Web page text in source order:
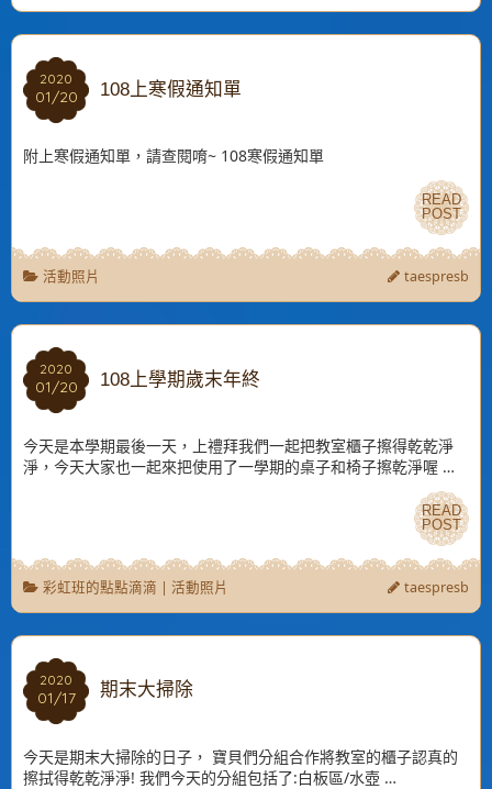
2020
01/20
2020
01/20 108上寒假通知單
附上寒假通知單，請查閱唷~ 108寒假通知單
READ
POST
READ
POST
活動照片 taespresb
2020
01/20
2020
01/20 108上學期歲末年終
今天是本學期最後一天，上禮拜我們一起把教室櫃子擦得乾乾淨
淨，今天大家也一起來把使用了一學期的桌子和椅子擦乾淨喔 …
READ
POST
READ
POST
彩虹班的點點滴滴 | 活動照片 taespresb
2020
01/17
2020
01/17 期末大掃除
今天是期末大掃除的日子， 寶貝們分組合作將教室的櫃子認真的
擦拭得乾乾淨淨! 我們今天的分組包括了:白板區/水壺 …